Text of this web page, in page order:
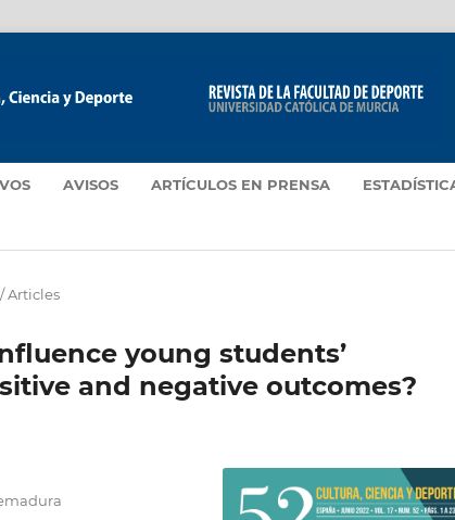
AVISOS ARTÍCULOS EN PRENSA
Articles
young students’
and negative outcomes?